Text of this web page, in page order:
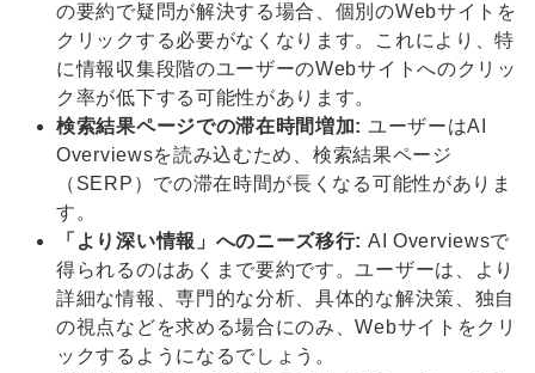
の要約で疑問が解決する場合、個別のWebサイトを
クリックする必要がなくなります。これにより、特
に情報収集段階のユーザーのWebサイトへのクリッ
ク率が低下する可能性があります。
検索結果ページでの滞在時間増加: ユーザーはAI
Overviewsを読み込むため、検索結果ページ
（SERP）での滞在時間が長くなる可能性がありま
す。
「より深い情報」へのニーズ移行: AI Overviewsで
得られるのはあくまで要約です。ユーザーは、より
詳細な情報、専門的な分析、具体的な解決策、独自
の視点などを求める場合にのみ、Webサイトをクリ
ックするようになるでしょう。